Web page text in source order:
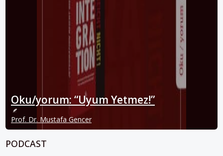
Oku/yorum: “Uyum Yetmez!”
Prof. Dr. Mustafa Gencer
PODCAST